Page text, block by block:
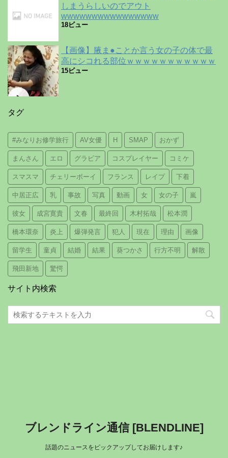
しまうらしいのでアウト
wwwwwwwwwwwwwwww
18ビュー
【画像】腋ま●ことか言う女の子の体で最
高にシコれる部位ｗｗｗｗｗｗｗｗｗｗｗ
15ビュー
タグ
#みなりお修学旅行 AV女優 H SMAP おかず
まんさん エロ グラビア コスプレイヤー コミケ
スマスマ チェリーボーイ フランス レイプ 下着
中居正広 乳 事故 写真 動画 女 女の子 嵐
彼女 成宮寛貴 文春 最終回 木村拓哉 松本潤
橋本環奈 炎上 爆弾発言 犯人 現在 理由 画像
留学生 童貞 結婚 結果 葵つかさ 行方不明 解散
飛田新地 驚愕
サイト内検索
ブレンドライン通信 [BLENDLINE]
話題のニュースをピックアップしてお届けします♪